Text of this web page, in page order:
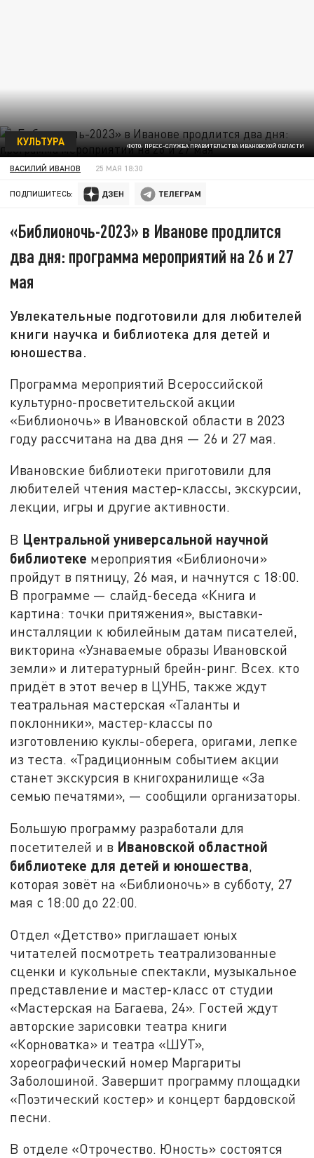
ФОТО: ПРЕСС-СЛУЖБА ПРАВИТЕЛЬСТВА ИВАНОВСКОЙ ОБЛАСТИ
КУЛЬТУРА
ВАСИЛИЙ ИВАНОВ 25 МАЯ 18:30
ПОДПИШИТЕСЬ:
«Библионочь-2023» в Иванове продлится
два дня: программа мероприятий на 26 и 27
мая
Увлекательные подготовили для любителей
книги научка и библиотека для детей и
юношества.
Программа мероприятий Всероссийской
культурно-просветительской акции
«Библионочь» в Ивановской области в 2023
году рассчитана на два дня — 26 и 27 мая.
Ивановские библиотеки приготовили для
любителей чтения мастер-классы, экскурсии,
лекции, игры и другие активности.
В Центральной универсальной научной
библиотеке мероприятия «Библионочи»
пройдут в пятницу, 26 мая, и начнутся с 18:00.
В программе — слайд-беседа «Книга и
картина: точки притяжения», выставки-
инсталляции к юбилейным датам писателей,
викторина «Узнаваемые образы Ивановской
земли» и литературный брейн-ринг. Всех. кто
придёт в этот вечер в ЦУНБ, также ждут
театральная мастерская «Таланты и
поклонники», мастер-классы по
изготовлению куклы-оберега, оригами, лепке
из теста. «Традиционным событием акции
станет экскурсия в книгохранилище «За
семью печатями», — сообщили организаторы.
Большую программу разработали для
посетителей и в Ивановской областной
библиотеке для детей и юношества,
которая зовёт на «Библионочь» в субботу, 27
мая с 18:00 до 22:00.
Отдел «Детство» приглашает юных
читателей посмотреть театрализованные
сценки и кукольные спектакли, музыкальное
представление и мастер-класс от студии
«Мастерская на Багаева, 24». Гостей ждут
авторские зарисовки театра книги
«Корноватка» и театра «ШУТ»,
хореографический номер Маргариты
Заболошиной. Завершит программу площадки
«Поэтический костер» и концерт бардовской
песни.
В отделе «Отрочество. Юность» состоятся